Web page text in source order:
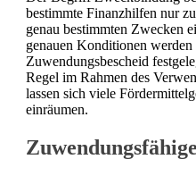
bestimmte Finanzhilfen nur
genau bestimmten Zwecken
genauen Konditionen
Zuwendungsbescheid
Regel im Rahmen des
lassen sich viele
einräumen.